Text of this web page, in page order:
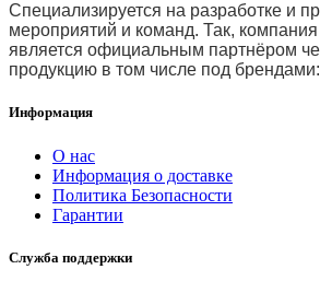
Специализируется на разработке и
мероприятий и команд. Так,
является официальным партнёром
продукцию в том числе под
Информация
О нас
Информация о доставке
Политика Безопасности
Гарантии
Служба поддержки